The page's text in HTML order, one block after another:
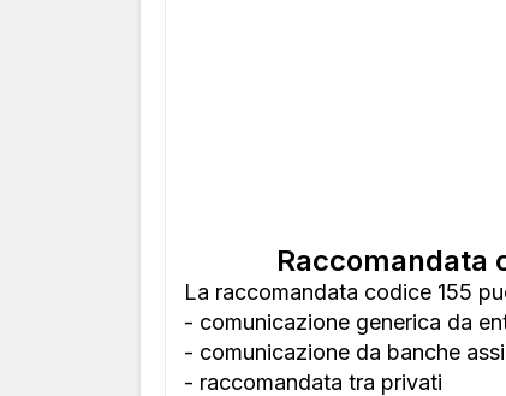
Raccomandata
La raccomandata codice 155
- comunicazione generica da
- comunicazione da banche
- raccomandata tra privati